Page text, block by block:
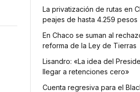
La privatización de rutas en
peajes de hasta 4.259 pesos
En Chaco se suman al
reforma de la Ley de Tierras
Lisandro: «La idea del
llegar a retenciones cero»
Cuenta regresiva para el